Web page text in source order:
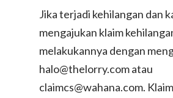
Jika terjadi kehilangan dan
mengajukan klaim
melakukannya dengan
halo@thelorry.com atau
claimcs@wahana.com.